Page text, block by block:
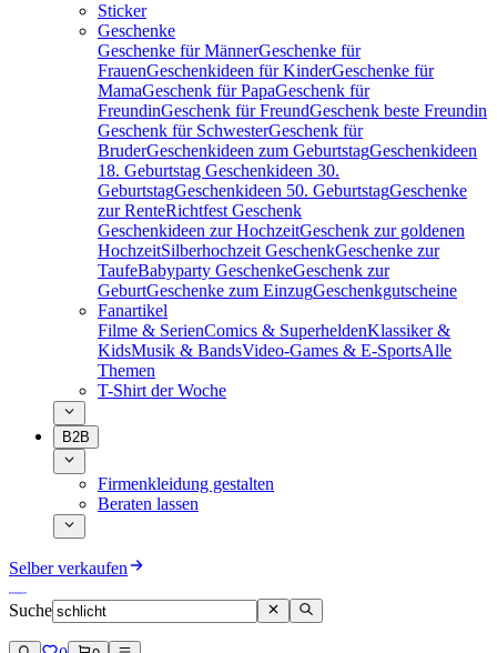
Sticker
Geschenke
Geschenke für MännerGeschenke für
FrauenGeschenkideen für KinderGeschenke für
MamaGeschenk für PapaGeschenk für
FreundinGeschenk für FreundGeschenk beste Freundin
Geschenk für SchwesterGeschenk für
BruderGeschenkideen zum GeburtstagGeschenkideen
18. Geburtstag Geschenkideen 30.
GeburtstagGeschenkideen 50. GeburtstagGeschenke
zur RenteRichtfest Geschenk
Geschenkideen zur HochzeitGeschenk zur goldenen
HochzeitSilberhochzeit GeschenkGeschenke zur
TaufeBabyparty GeschenkeGeschenk zur
GeburtGeschenke zum EinzugGeschenkgutscheine
Fanartikel
Filme & SerienComics & SuperheldenKlassiker &
KidsMusik & BandsVideo-Games & E-SportsAlle
Themen
T-Shirt der Woche
B2B
Firmenkleidung gestalten
Beraten lassen
Selber verkaufen
Suche